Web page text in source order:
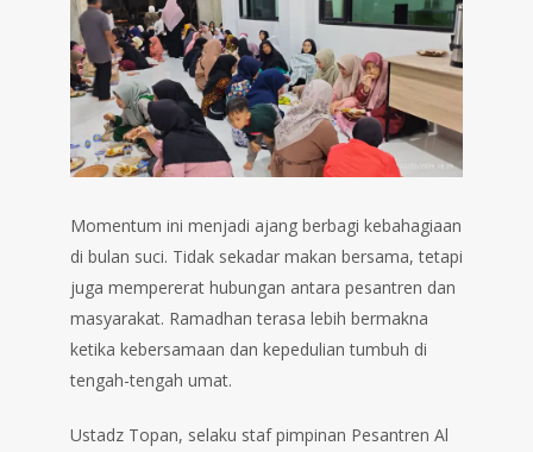
Momentum ini menjadi ajang berbagi kebahagiaan
di bulan suci. Tidak sekadar makan bersama, tetapi
juga mempererat hubungan antara pesantren dan
masyarakat. Ramadhan terasa lebih bermakna
ketika kebersamaan dan kepedulian tumbuh di
tengah-tengah umat.
Ustadz Topan, selaku staf pimpinan Pesantren Al